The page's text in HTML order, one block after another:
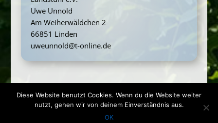
Uwe Unnold
Am Weiherwäldchen 2
66851 Linden
uweunnold@t-online.de
Diese Website benutzt Cookies. Wenn du die Website weiter
nutzt, gehen wir von deinem Einverständnis aus.
OK